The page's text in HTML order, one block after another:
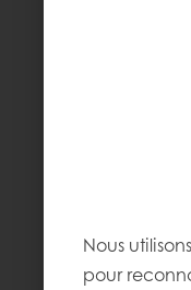
Nous
pour